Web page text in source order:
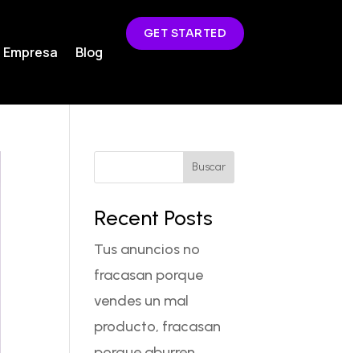
Empresa Blog
GET STARTED
Buscar
Recent Posts
Tus anuncios no
fracasan porque
vendes un mal
producto, fracasan